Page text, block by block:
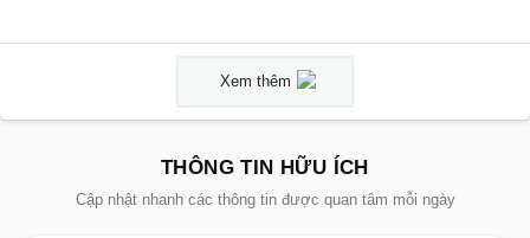
Xem thêm
THÔNG TIN HỮU ÍCH
Cập nhật nhanh các thông tin được quan tâm mỗi ngày